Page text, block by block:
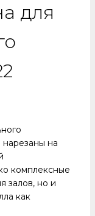
для
нарезаны на
комплексные
залов, но и
как